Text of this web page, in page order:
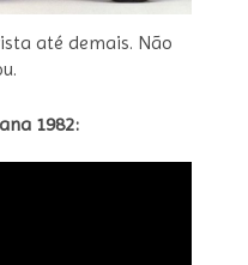
até demais. Não
1982: